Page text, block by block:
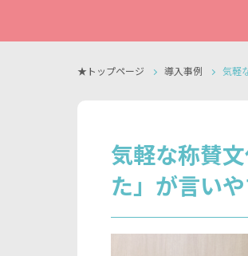
★トップページ 導入事例 気軽
気軽な称賛
た」が言い